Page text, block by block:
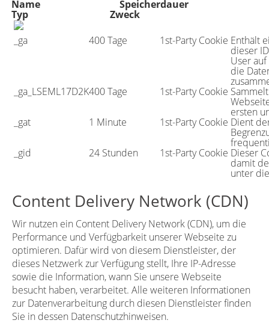
Name
Speicherdauer
Typ
Zweck
_ga
400 Tage 1st-Party Cookie Enthält
dieser
User
die
_ga_LSEML17D2K400 Tage 1st-Party Cookie
ersten
_gat 1 Minute 1st-Party Cookie Dient
_gid 24 Stunden 1st-Party Cookie Dieser
damit
unter
Content Delivery Network (CDN)
Wir nutzen ein Content Delivery Network (CDN), um die
Performance und Verfügbarkeit unserer Webseite zu
optimieren. Dafür wird von diesem Dienstleister, der
dieses Netzwerk zur Verfügung stellt, Ihre IP-Adresse
sowie die Information, wann Sie unsere Webseite
besucht haben, verarbeitet. Alle weiteren Informationen
zur Datenverarbeitung durch diesen Dienstleister finden
Sie in dessen Datenschutzhinweisen.